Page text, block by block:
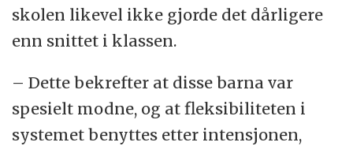
skolen likevel ikke gjorde det dårligere
enn snittet i klassen.
– Dette bekrefter at disse barna var
spesielt modne, og at fleksibiliteten i
systemet benyttes etter intensjonen,